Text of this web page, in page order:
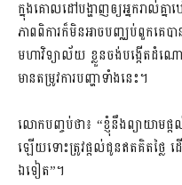
ក្នុង​គោលដៅ​បង្ហាញ​ឲ្យ​អ្នក​រាល់​គ្ន
ភាព​ពិការ​ក៏​មិន​អាច​បញ្ឈប់​ពួក​គេ​បា
មហាវិទ្យាល័យ ​ខ្លួន​ចង់​បង្កើត​ដំ
មាន​តម្រូវការ​បញ្ហា​ទាំង​នេះ។
លោក​បញ្ចប់​ថា៖ “ខ្ញុំ​នឹង​ព្យាយាម​
ឡើយ​ទោះ​ត្រូវ​ផ្តល់​ជូន​ឥត​គិត​ថ្លៃ
ឯ​ទៀត”។